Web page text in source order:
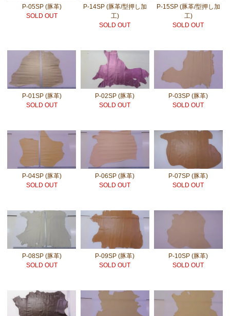
P-05SP (豚革)
SOLD OUT
P-14SP (豚革/型押し加
工)
SOLD OUT
P-15SP (豚革/型押し加
工)
SOLD OUT
P-01SP (豚革)
SOLD OUT
P-02SP (豚革)
SOLD OUT
P-03SP (豚革)
SOLD OUT
P-04SP (豚革)
SOLD OUT
P-06SP (豚革)
SOLD OUT
P-07SP (豚革)
SOLD OUT
P-08SP (豚革)
SOLD OUT
P-09SP (豚革)
SOLD OUT
P-10SP (豚革)
SOLD OUT